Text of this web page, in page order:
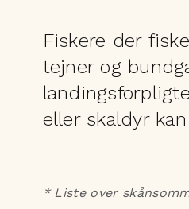
Fiskere der
tejner og
eller skaldyr
* Liste over